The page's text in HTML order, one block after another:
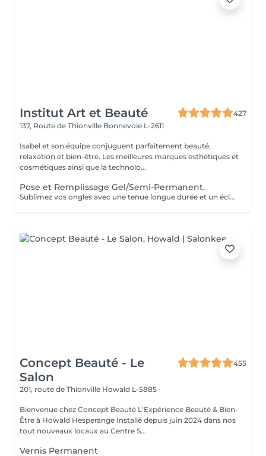
Institut Art et Beauté
427
137, Route de Thionville Bonnevoie L-2611
Isabel et son équipe conjuguent parfaitement beauté,
relaxation et bien-être. Les meilleures marques esthétiques et
cosmétiques ainsi que la technolo...
Pose et Remplissage Gel/Semi-Permanent.
Sublimez vos ongles avec une tenue longue durée et un éclat impeccable. Offrez-vous des mains toujours parfaites sans effort !
Concept Beauté - Le
Salon
455
201, route de Thionville Howald L-5885
Bienvenue chez Concept Beauté L'Expérience Beauté & Bien-
Être à Howald Hesperange Installé depuis juin 2024 dans nos
tout nouveaux locaux au Centre S...
Vernis Permanent